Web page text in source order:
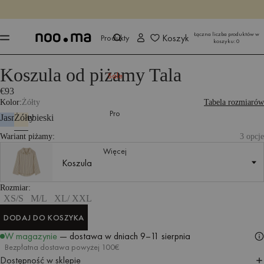
Kup teraz
Produkty
Sale
Pro
Więcej
Koszyk
Łączna liczba produktów w
koszyku:0
Produkty Wszystkie tekstylia Sypialnia
Koszula od piżamy Tala
€93
Kolor Żółty Tabela rozmiarów
Jasnoniebieski
Żółty
Wariant piżamy: 3 opcje
Koszula
Rozmiar
Rozmiar
XS/S M/L XL/ XXL
DODAJ DO KOSZYKA
W magazynie — dostawa w dniach 9–11 sierpnia
Bezpłatna dostawa powyżej 100€
Dostępność w sklepie